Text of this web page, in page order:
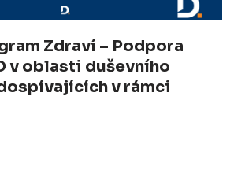
Zdraví – Podpora
v oblasti duševního
v rámci